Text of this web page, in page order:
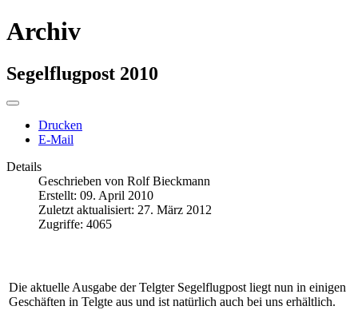
Archiv
Segelflugpost 2010
Drucken
E-Mail
Details
Geschrieben von Rolf Bieckmann
Erstellt: 09. April 2010
Zuletzt aktualisiert: 27. März 2012
Zugriffe: 4065
Die aktuelle Ausgabe der Telgter Segelflugpost liegt nun in einigen
Geschäften in Telgte aus und ist natürlich auch bei uns erhältlich.